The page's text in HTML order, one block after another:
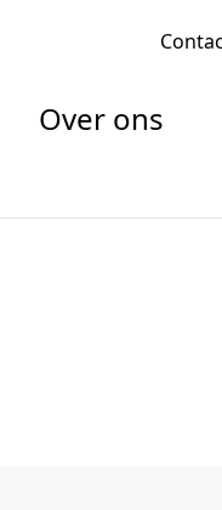
Over ons